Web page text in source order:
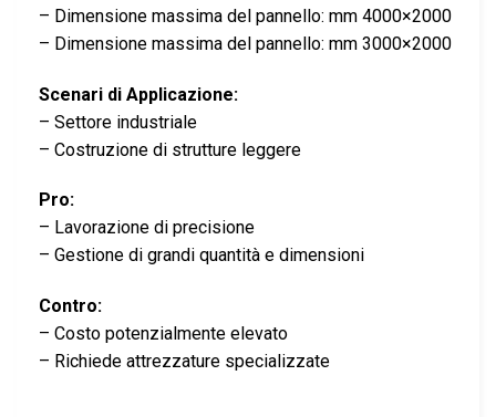
– Dimensione massima del pannello: mm 4000×2000
– Dimensione massima del pannello: mm 3000×2000
Scenari di Applicazione:
– Settore industriale
– Costruzione di strutture leggere
Pro:
– Lavorazione di precisione
– Gestione di grandi quantità e dimensioni
Contro:
– Costo potenzialmente elevato
– Richiede attrezzature specializzate